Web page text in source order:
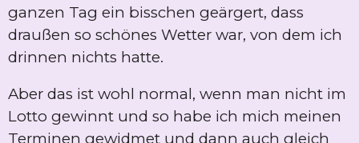
ganzen Tag ein bisschen geärgert, dass
draußen so schönes Wetter war, von dem ich
drinnen nichts hatte.
Aber das ist wohl normal, wenn man nicht im
Lotto gewinnt und so habe ich mich meinen
Terminen gewidmet und dann auch gleich